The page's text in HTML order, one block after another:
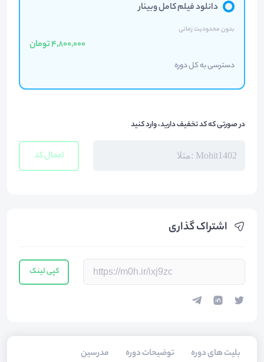
اشتراک گذاری
کپی لینک
بلیت های دوره توضیحات دوره مدرسین
دانلود فیلم کامل وبینار
بدون محدودیت زمانی
4,800,000 تومان
دسترسی به کل دوره
در صورتی که کد تخفیف دارید، وارد کنید
اعمال کد